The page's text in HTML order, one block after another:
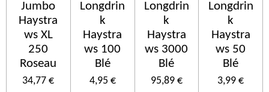
Jumbo
Haystra
ws XL
250
Roseau
34,77 €
Longdrin
k
Haystra
ws 100
Blé
4,95 €
Longdrin
k
Haystra
ws 3000
Blé
95,89 €
Longdrin
k
Haystra
ws 50
Blé
3,99 €